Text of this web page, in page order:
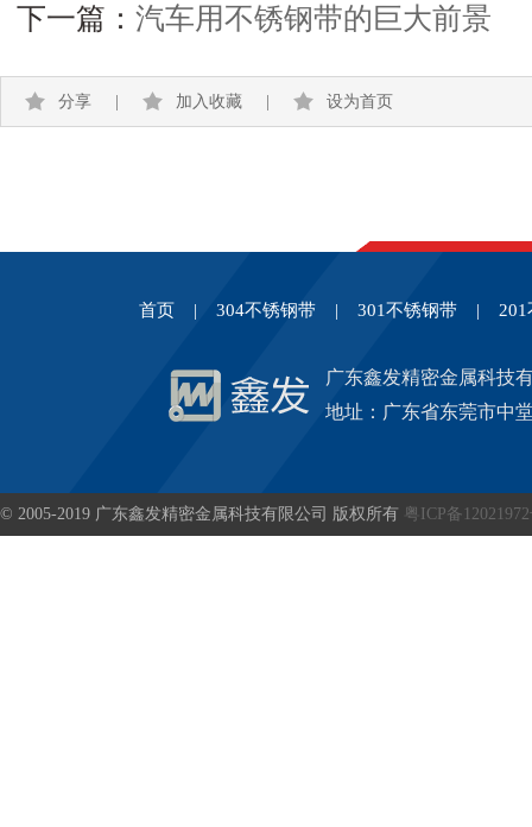
下一篇： 汽车用不锈钢带的巨大前景
分享 加入收藏 设为首页
首页 | 304不锈钢带 | 301不锈钢带 |
广东鑫发精密金属科技
地址：广东省东莞市中
© 2005-2019 广东鑫发精密金属科技有限公司 版权所有 粤ICP备